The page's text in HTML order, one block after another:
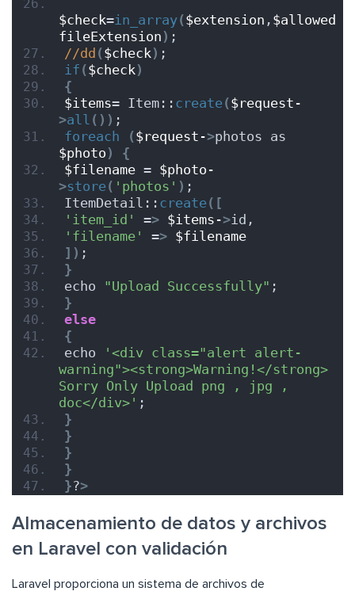
$check=in_array($extension , $allowed
fileExtension ) ;
//dd ($check ) ;
if ($check )
{
$items= Item:: create($request-
>all ()) ;
foreach
($request->
$photo )
{
$filename = $photo-
>store( 'photos' ) ;
ItemDetail:: create([
'item_id'
=> $items->id,
'filename'
=> $filename
]) ;
}
echo "Upload Successfully" ;
}
else
{
echo
'<div class="alert alert-
warning"><strong>Warning!</strong>
Sorry Only Upload png , jpg ,
doc</div>' ;
}
}
}
}
}?>
Almacenamiento de datos y archivos
en Laravel con validación
Laravel proporciona un sistema de archivos de